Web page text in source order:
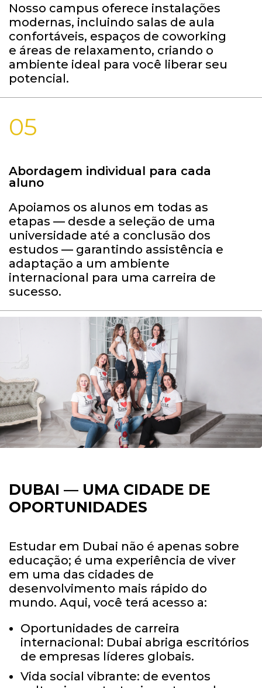
Nosso campus oferece instalações
modernas, incluindo salas de aula
confortáveis, espaços de coworking
e áreas de relaxamento, criando o
ambiente ideal para você liberar seu
potencial.
Abordagem individual para cada
aluno
Apoiamos os alunos em todas as
etapas — desde a seleção de uma
universidade até a conclusão dos
estudos — garantindo assistência e
adaptação a um ambiente
internacional para uma carreira de
sucesso.
05
DUBAI — UMA CIDADE DE
OPORTUNIDADES
Estudar em Dubai não é apenas sobre
educação; é uma experiência de viver
em uma das cidades de
desenvolvimento mais rápido do
mundo. Aqui, você terá acesso a:
Oportunidades de carreira
internacional: Dubai abriga escritórios
de empresas líderes globais.
Vida social vibrante: de eventos